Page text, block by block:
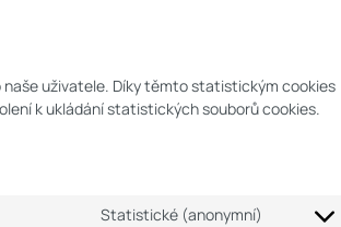
uživatele. Díky těmto statistickým cookies
k ukládání statistických souborů cookies.
Statistické (anonymní)